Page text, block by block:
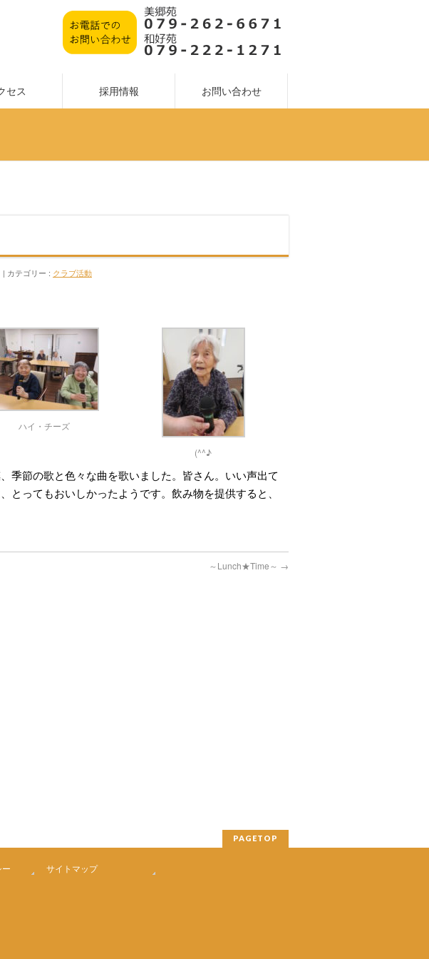
セス 採用情報 お問い合わせ
カテゴリー : クラブ活動
ハイ・チーズ
(^^♪
季節の歌と色々な曲を歌いました。皆さん。いい声出て
ってもおいしかったようです。飲み物を提供すると、
～Lunch★Time～ →
PAGETOP
サイトマップ